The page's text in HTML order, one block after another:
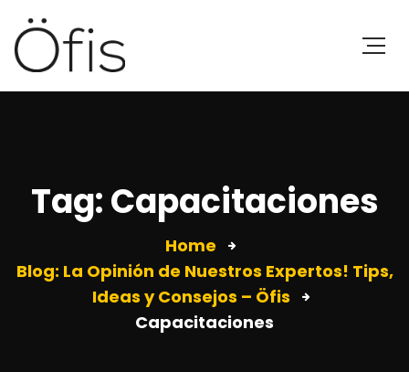
Tag: Capacitaciones
Home
Blog: La Opinión de Nuestros Expertos! Tips,
Ideas y Consejos – Öfis
Capacitaciones